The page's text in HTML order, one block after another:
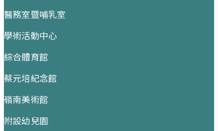
醫務室暨哺乳室
學術活動中心
綜合體育館
蔡元培紀念館
嶺南美術館
附設幼兒園